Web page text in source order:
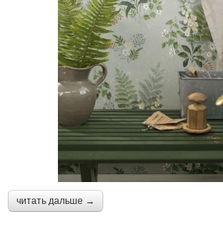
читать дальше →